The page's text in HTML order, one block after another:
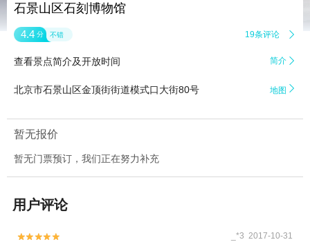
石景山区石刻博物馆
4.4 分 不错 19条评论 
查看景点简介及开放时间 简介 
北京市石景山区金顶街街道模式口大街80号 地图 
暂无报价
暂无门票预订，我们正在努力补充
用户评论

 _*3 2017-10-31